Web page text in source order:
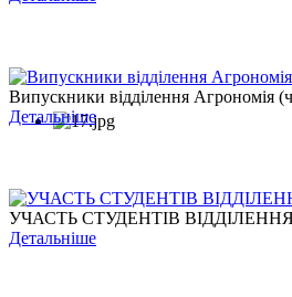
Випускники відділення Агрономія
Детальніше
УЧАСТЬ СТУДЕНТІВ
Детальніше